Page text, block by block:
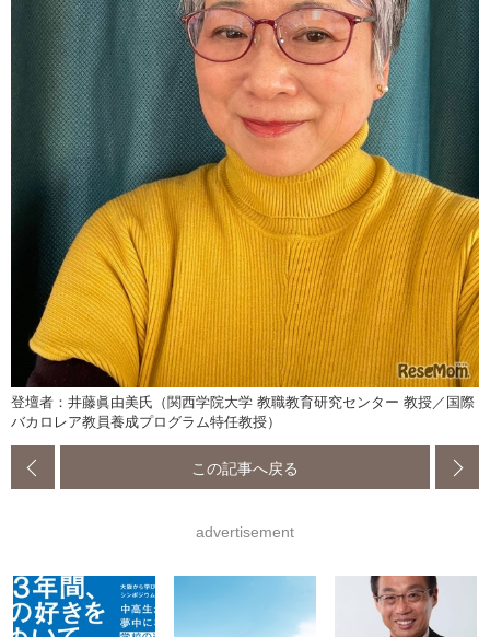
登壇者：井藤眞由美氏（関西学院大学 教職教育研究センター 教授／国際
バカロレア教員養成プログラム特任教授）
この記事へ戻る
advertisement